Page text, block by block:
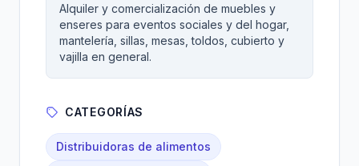
Alquiler y comercialización de muebles y
enseres para eventos sociales y del hogar,
mantelería, sillas, mesas, toldos, cubierto y
vajilla en general.
CATEGORÍAS
Distribuidoras de alimentos